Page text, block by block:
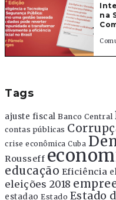
na
Tags
ajuste fiscal Banco Central
contas públicas
crise econômica Cuba
Rousseff
educação Eficiência
eleições 2018
estadao Estado Estado